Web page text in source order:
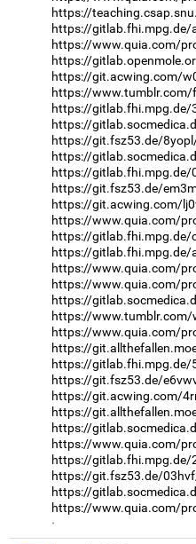
https://
https://
https://www.quia.com/
https://
https://git.acwing.com/
https://www.tumblr.com/
https://
https://
https://git.fsz53.de/
https://
https://
https://git.fsz53.de/
https://git.acwing.com/
https://www.quia.com/
https://
https://
https://www.quia.com/
https://www.quia.com/
https://
https://www.tumblr.com/
https://www.quia.com/
https://
https://
https://git.fsz53.de/
https://git.acwing.com/
https://
https://
https://www.quia.com/
https://
https://git.fsz53.de/
https://
https://www.quia.com/
·